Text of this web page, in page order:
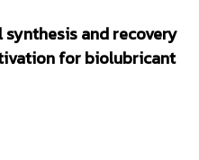
and recovery
for biolubricant